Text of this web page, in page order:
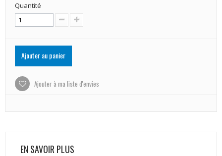
Quantité
Ajouter au panier
Ajouter à ma liste d'envies
EN SAVOIR PLUS